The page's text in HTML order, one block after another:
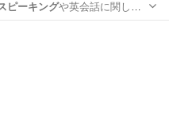
ピーキングや英会話に関して